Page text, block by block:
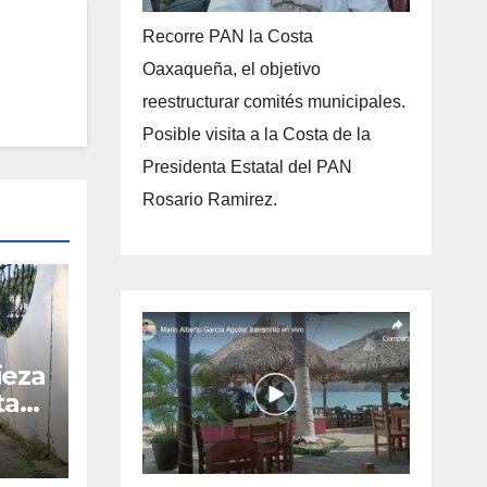
Recorre PAN la Costa
Oaxaqueña, el objetivo
reestructurar comités municipales.
Posible visita a la Costa de la
Presidenta Estatal del PAN
Rosario Ramirez.